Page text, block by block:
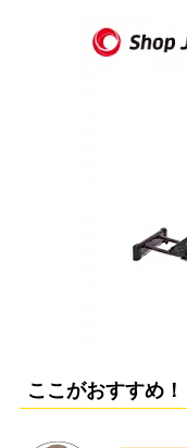
ここがおすすめ！